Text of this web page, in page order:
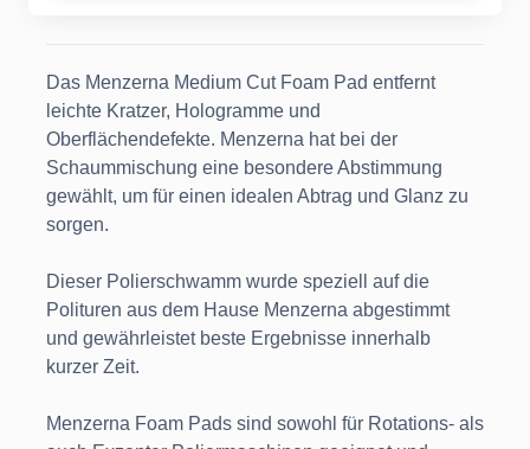
Das Menzerna Medium Cut Foam Pad entfernt
leichte Kratzer, Hologramme und
Oberflächendefekte. Menzerna hat bei der
Schaummischung eine besondere Abstimmung
gewählt, um für einen idealen Abtrag und Glanz zu
sorgen.
Dieser Polierschwamm wurde speziell auf die
Polituren aus dem Hause Menzerna abgestimmt
und gewährleistet beste Ergebnisse innerhalb
kurzer Zeit.
Menzerna Foam Pads sind sowohl für Rotations- als